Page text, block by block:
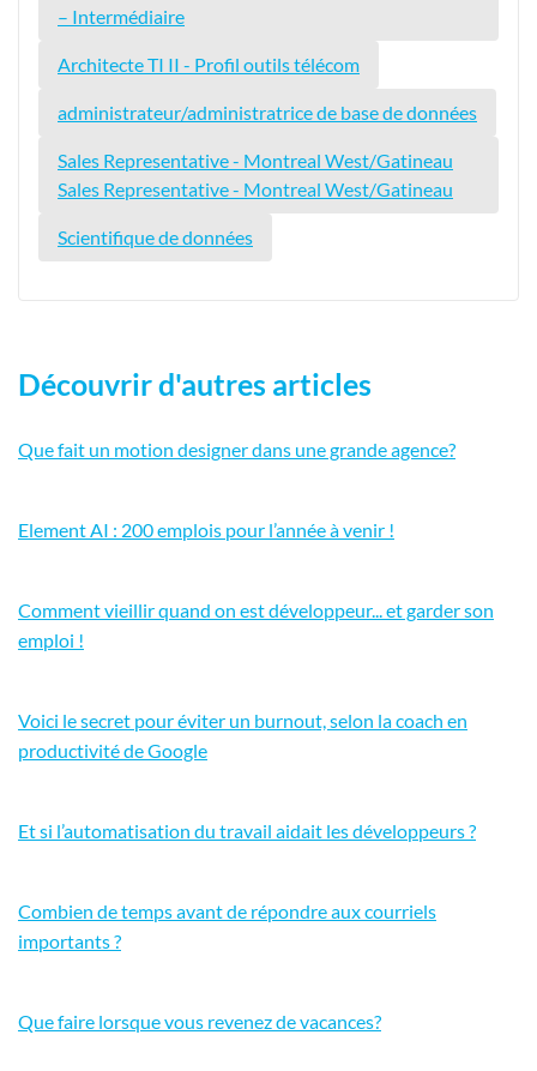
– Intermédiaire
Architecte TI II - Profil outils télécom
administrateur/administratrice de base de données
Sales Representative - Montreal West/Gatineau
Sales Representative - Montreal West/Gatineau
Scientifique de données
Découvrir d'autres articles
Que fait un motion designer dans une grande agence?
Element AI : 200 emplois pour l’année à venir !
Comment vieillir quand on est développeur... et garder son
emploi !
Voici le secret pour éviter un burnout, selon la coach en
productivité de Google
Et si l’automatisation du travail aidait les développeurs ?
Combien de temps avant de répondre aux courriels
importants ?
Que faire lorsque vous revenez de vacances?